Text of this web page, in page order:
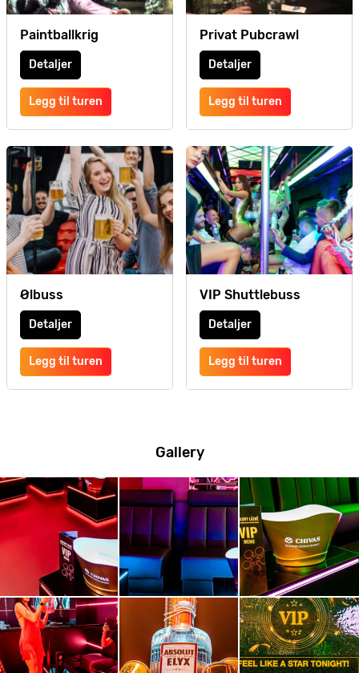
Paintballkrig
Detaljer
Legg til turen
Privat Pubcrawl
Detaljer
Legg til turen
Ølbuss
Detaljer
Legg til turen
VIP Shuttlebuss
Detaljer
Legg til turen
Gallery